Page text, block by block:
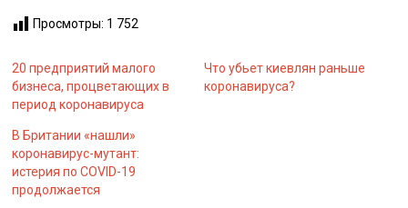
Просмотры: 1 752
20 предприятий малого
бизнеса, процветающих в
период коронавируса
Что убьет киевлян раньше
коронавируса?
В Британии «нашли»
коронавирус-мутант:
истерия по COVID-19
продолжается